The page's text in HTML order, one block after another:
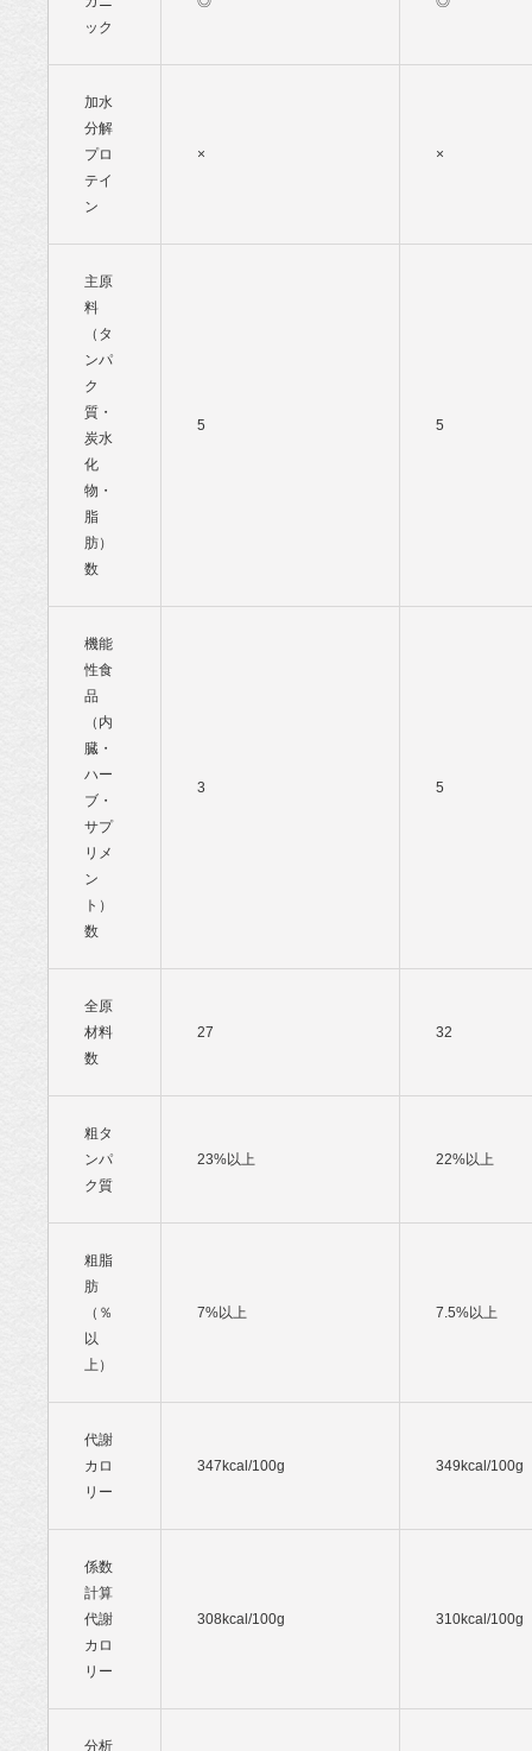
ック
加水
分解
プロ
テイ
ン
× ×
主原
料
（タ
ンパ
ク
質・
炭水
化
物・
脂
肪）
数
5 5
機能
性食
品
（内
臓・
ハー
ブ・
サプ
リメ
ン
ト）
数
3 5
全原
材料
数
27 32
粗タ
ンパ
ク質
23%以上 22%以上
粗脂
肪
（％
以
上）
7%以上 7.5%以上
代謝
カロ
リー
347kcal/100g 349kcal/100g
係数
計算
代謝
カロ
リー
308kcal/100g 310kcal/100g
分析